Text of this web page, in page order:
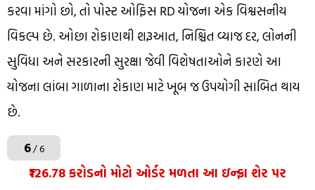
કરવા માંગો છો, તો પોસ્ટ ઓફિસ RD યોજના એક વિશ્વસનીય
વિકલ્પ છે. ઓછા રોકાણથી શરૂઆત, નિશ્ચિત વ્યાજ દર, લોનની
સુવિધા અને સરકારની સુરક્ષા જેવી વિશેષતાઓને કારણે આ
યોજના લાંબા ગાળાના રોકાણ માટે ખૂબ જ ઉપયોગી સાબિત થાય
છે.
6/ 6
₹126.78 કરોડનો મોટો ઓર્ડર મળતા આ ઇન્ફ્રા શેર પર